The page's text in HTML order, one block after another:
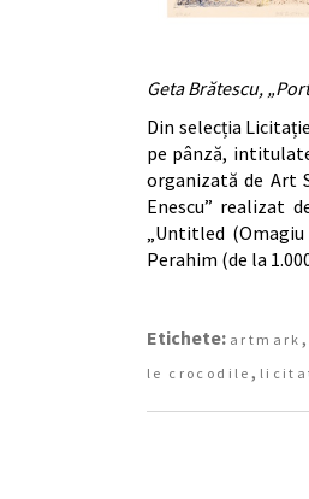
Geta Brătescu,
Din selecția
pe pânză,
organizată de Art
Enescu” realizat
„Untitled (Omagiu
Perahim (de la
Etichete: artmark ,
le crocodile ,